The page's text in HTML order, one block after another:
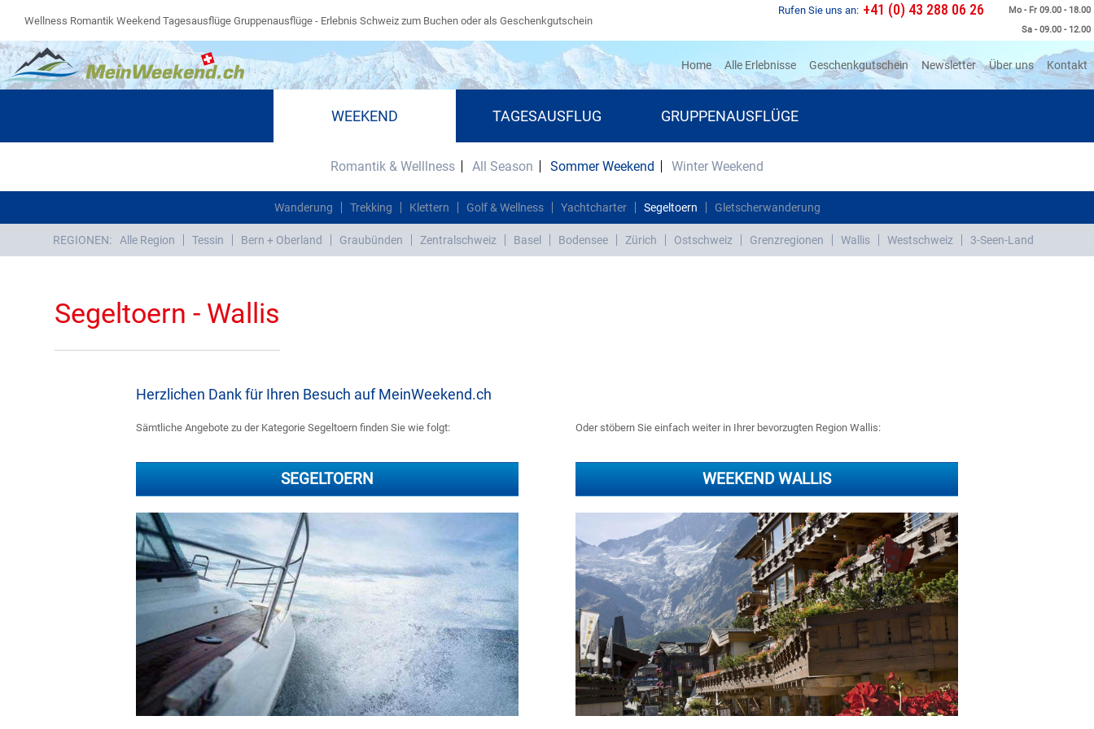
Wellness Romantik Weekend Tagesausflüge Gruppenausflüge - Erlebnis Schweiz zum Buchen oder als Geschenkgutschein
Mo - Fr 09.00 - 18.00
Sa - 09.00 - 12.00
Rufen Sie uns an: +41 (0) 43 288 06 26
Home(current)
Alle Erlebnisse Geschenkgutschein Newsletter Über uns Kontakt
WEEKEND TAGESAUSFLUG GRUPPENAUSFLÜGE
Romantik & Welllness All Season Sommer Weekend Winter Weekend
Wanderung Trekking Klettern Golf & Wellness Yachtcharter Segeltoern Gletscherwanderung
REGIONEN: Alle Region Tessin Bern + Oberland Graubünden Zentralschweiz Basel Bodensee Zürich Ostschweiz Grenzregionen Wallis Westschweiz 3-Seen-Land
Segeltoern - Wallis
Herzlichen Dank für Ihren Besuch auf MeinWeekend.ch
Sämtliche Angebote zu der Kategorie Segeltoern finden Sie wie folgt:
SEGELTOERN
Oder stöbern Sie einfach weiter in Ihrer bevorzugten Region Wallis:
WEEKEND WALLIS